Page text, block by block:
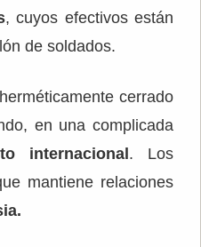
, cuyos efectivos están
de soldados.
cerrado
en una complicada
internacional . Los
mantiene relaciones